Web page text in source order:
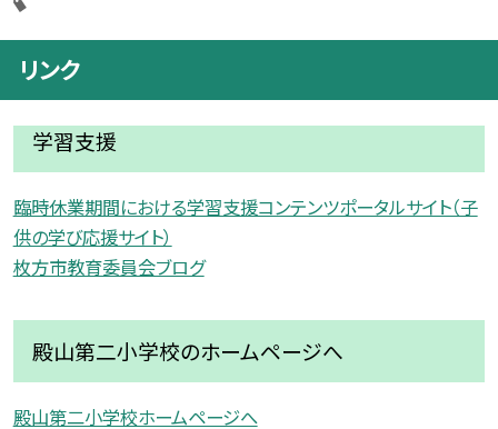
リンク
学習支援
臨時休業期間における学習支援コンテンツポータルサイト（子
供の学び応援サイト）
枚方市教育委員会ブログ
殿山第二小学校のホームページへ
殿山第二小学校ホームページへ